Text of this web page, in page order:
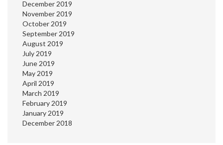
December 2019
November 2019
October 2019
September 2019
August 2019
July 2019
June 2019
May 2019
April 2019
March 2019
February 2019
January 2019
December 2018